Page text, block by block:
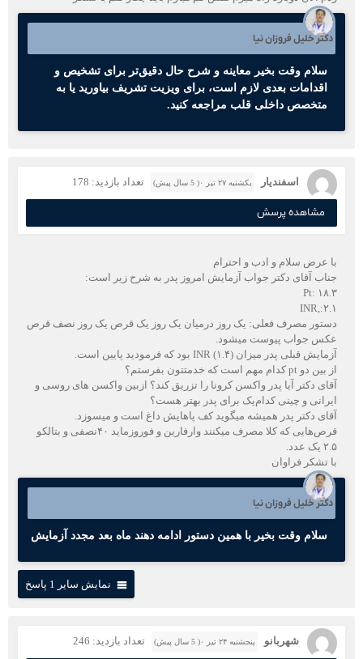
دکتر خلیل فروزان نیا
سلام وقت بخیر معاینه و شرح حال دقیق‌تر برای تشخیص و
اقدامات بعدی لازم است، برای ویزیت تشریف بیاورید یا به
متخصص داخلی قلب مراجعه کنید.
اسفندیار یکشنبه ۲۷ تیر ۰( 5 سال پیش) تعداد بازدید: 178
مشاهده پرسش
با عرض سلام و ادب و احترام
جناب آقای دکتر جواب آزمایش امروز پدر به شرح زیر است:
Pt: ۱۸.۳
INR,:۲.۱
دستور مصرف فعلی: یک روز درمیان یک روز یک قرص یک روز نصف قرص
عکس جواب پیوست میشود.
آزمایش قبلی پدر میزان INR (۱.۴) بود که فرمودید پایین است.
از بین دو pt کدام مهم است که خدمتتون بفرستم؟
آقای دکتر آیا پدر واکسن کرونا را تزریق کند؟ ازبین واکسن های روسی و
ایرانی و چینی کدام‌یک برای پدر بهتر هست؟
آقای دکتر پدر همیشه میگوید کف پاهایش داغ است و میسوزد.
قرص‌هایی که کلا مصرف میکنند وارفارین و فوروزماید ۴۰نصفی و بتالکو
۲.۵ یک عدد.
با تشکر فراوان
دکتر خلیل فروزان نیا
سلام وقت بخیر با همین دستور ادامه دهند ماه بعد مجدد آزمایش
نمایش سایر 1 پاسخ
شهربانو پنجشنبه ۲۴ تیر ۰( 5 سال پیش) تعداد بازدید: 246